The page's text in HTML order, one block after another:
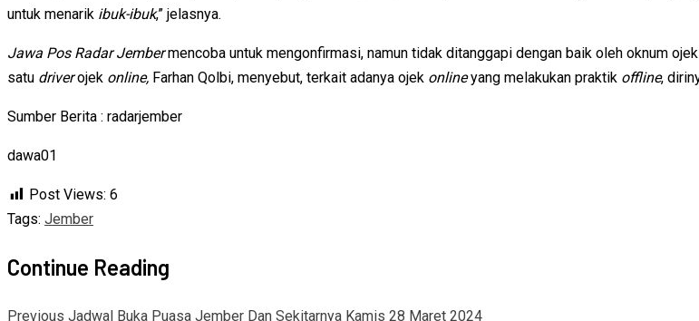
untuk menarik ibuk-ibuk,” jelasnya.
Jawa Pos Radar Jembermencoba untuk mengonfirmasi, namun tidak ditanggapi dengan baik oleh oknum ojek
satu driverojek online, Farhan Qolbi, menyebut, terkait adanya ojek onlineyang melakukan praktik offline,
Sumber Berita : radarjember
dawa01
Post Views: 6
Tags: Jember
Continue Reading
Previous Jadwal Buka Puasa Jember Dan Sekitarnya Kamis 28 Maret 2024